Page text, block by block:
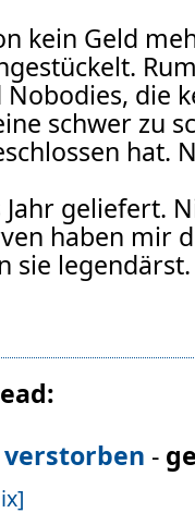
kein Geld
die
schwer zu
hat.
Jahr geliefert.
haben mir
sie legendärst.
-